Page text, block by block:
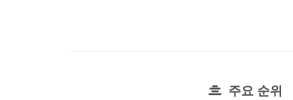
주요 순위